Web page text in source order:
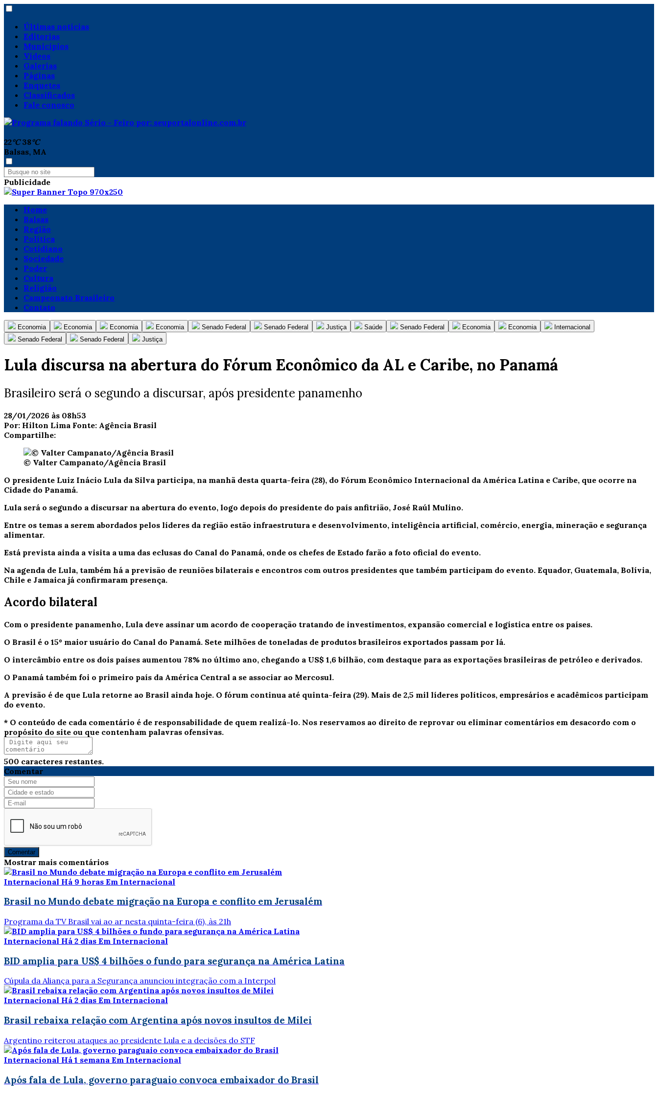
Últimas notícias
Editorias
Municípios
Vídeos
Galerias
Páginas
Enquetes
Classificados
Fale conosco
22°C 38°C
Balsas, MA
Publicidade
Home
Balsas
Região
Política
Cotidiano
Sociedade
Poder
Cultura
Religião
Campeonato Brasileiro
Contato
Economia Economia Economia Economia Senado Federal Senado Federal Justiça Saúde Senado Federal Economia Economia
Internacional
Senado Federal
Senado Federal Justiça
Lula discursa na abertura do Fórum Econômico da AL e Caribe, no Panamá
Brasileiro será o segundo a discursar, após presidente panamenho
28/01/2026 às 08h53
Por: Hilton Lima Fonte: Agência Brasil
Compartilhe:
© Valter Campanato/Agência Brasil
O presidente Luiz Inácio Lula da Silva participa, na manhã desta quarta-feira (28), do Fórum Econômico Internacional da América Latina e Caribe, que ocorre na
Cidade do Panamá.
Lula será o segundo a discursar na abertura do evento, logo depois do presidente do país anfitrião, José Raúl Mulino.
Entre os temas a serem abordados pelos líderes da região estão infraestrutura e desenvolvimento, inteligência artificial, comércio, energia, mineração e segurança
alimentar.
Está prevista ainda a visita a uma das eclusas do Canal do Panamá, onde os chefes de Estado farão a foto oficial do evento.
Na agenda de Lula, também há a previsão de reuniões bilaterais e encontros com outros presidentes que também participam do evento. Equador, Guatemala, Bolívia,
Chile e Jamaica já confirmaram presença.
Acordo bilateral
Com o presidente panamenho, Lula deve assinar um acordo de cooperação tratando de investimentos, expansão comercial e logística entre os países.
O Brasil é o 15º maior usuário do Canal do Panamá. Sete milhões de toneladas de produtos brasileiros exportados passam por lá.
O intercâmbio entre os dois países aumentou 78% no último ano, chegando a US$ 1,6 bilhão, com destaque para as exportações brasileiras de petróleo e derivados.
O Panamá também foi o primeiro país da América Central a se associar ao Mercosul.
A previsão é de que Lula retorne ao Brasil ainda hoje. O fórum continua até quinta-feira (29). Mais de 2,5 mil líderes políticos, empresários e acadêmicos participam
do evento.
* O conteúdo de cada comentário é de responsabilidade de quem realizá-lo. Nos reservamos ao direito de reprovar ou eliminar comentários em desacordo com o
propósito do site ou que contenham palavras ofensivas.
500 caracteres restantes.
Comentar
Comentar
Mostrar mais comentários
Internacional Há 9 horas Em Internacional
Brasil no Mundo debate migração na Europa e conflito em Jerusalém
Programa da TV Brasil vai ao ar nesta quinta-feira (6), às 21h
Internacional Há 2 dias Em Internacional
BID amplia para US$ 4 bilhões o fundo para segurança na América Latina
Cúpula da Aliança para a Segurança anunciou integração com a Interpol
Internacional Há 2 dias Em Internacional
Brasil rebaixa relação com Argentina após novos insultos de Milei
Argentino reiterou ataques ao presidente Lula e a decisões do STF
Internacional Há 1 semana Em Internacional
Após fala de Lula, governo paraguaio convoca embaixador do Brasil